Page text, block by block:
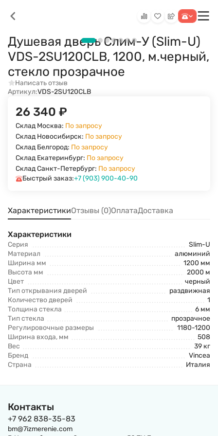
Душевая дверь Слим-У (Slim-U)
VDS-2SU120CLB, 1200, м.черный,
стекло прозрачное
Написать отзыв
Артикул:VDS-2SU120CLB
26 340 ₽
Склад Москва: По запросу
Склад Новосибирск: По запросу
Склад Белгород: По запросу
Склад Екатеринбург: По запросу
Склад Санкт-Петербург: По запросу
Быстрый заказ:+7 (903) 900-40-90
ХарактеристикиОтзывы (0)ОплатаДоставка
Характеристики
Серия
Slim-U
Материал
алюминий
Ширина мм
1200 мм
Высота мм
2000 м
Цвет
черный
Тип открывания дверей
раздвижная
Количество дверей
1
Толщина стекла
6 мм
Тип стекла
прозрачное
Регулировочные размеры
1180-1200
Ширина входа, мм
508
Вес
39 кг
Бренд
Vincea
Страна
Италия
Контакты
+7 962 838-35-83
bm@7izmerenie.com